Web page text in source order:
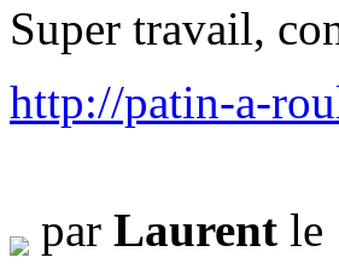
Super travail,
http://patin-a-
par Laurent le